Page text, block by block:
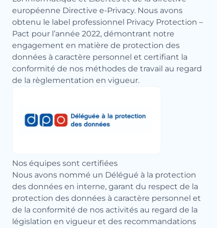
européenne Directive e-Privacy. Nous avons
obtenu le label professionnel Privacy Protection –
Pact pour l’année 2022, démontrant notre
engagement en matière de protection des
données à caractère personnel et certifiant la
conformité de nos méthodes de travail au regard
de la règlementation en vigueur.
Nos équipes sont certifiées
Nous avons nommé un Délégué à la protection
des données en interne, garant du respect de la
protection des données à caractère personnel et
de la conformité de nos activités au regard de la
législation en vigueur et des recommandations